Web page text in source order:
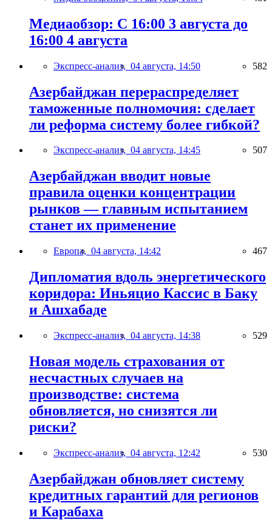
Медиаобзор: С 16:00 3 августа до
16:00 4 августа
Экспресс-анализ, 04 августа, 14:50 582
Азербайджан перераспределяет
таможенные полномочия: сделает
ли реформа систему более гибкой?
Экспресс-анализ, 04 августа, 14:45 507
Азербайджан вводит новые
правила оценки концентрации
рынков — главным испытанием
станет их применение
Европа, 04 августа, 14:42 467
Дипломатия вдоль энергетического
коридора: Иньяцио Кассис в Баку
и Ашхабаде
Экспресс-анализ, 04 августа, 14:38 529
Новая модель страхования от
несчастных случаев на
производстве: система
обновляется, но снизятся ли
риски?
Экспресс-анализ, 04 августа, 12:42 530
Азербайджан обновляет систему
кредитных гарантий для регионов
и Карабаха